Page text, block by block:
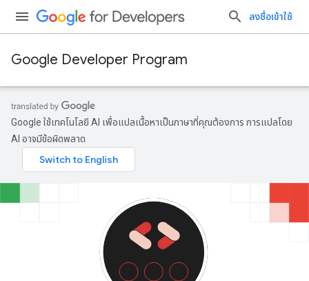
ลงชื่อเข้าใช้
Google Developer Program
Google ใช้เทคโนโลยี AI เพื่อแปลเนื้อหาเป็นภาษาที่คุณต้องการ การแปลโดย
AI อาจมีข้อผิดพลาด